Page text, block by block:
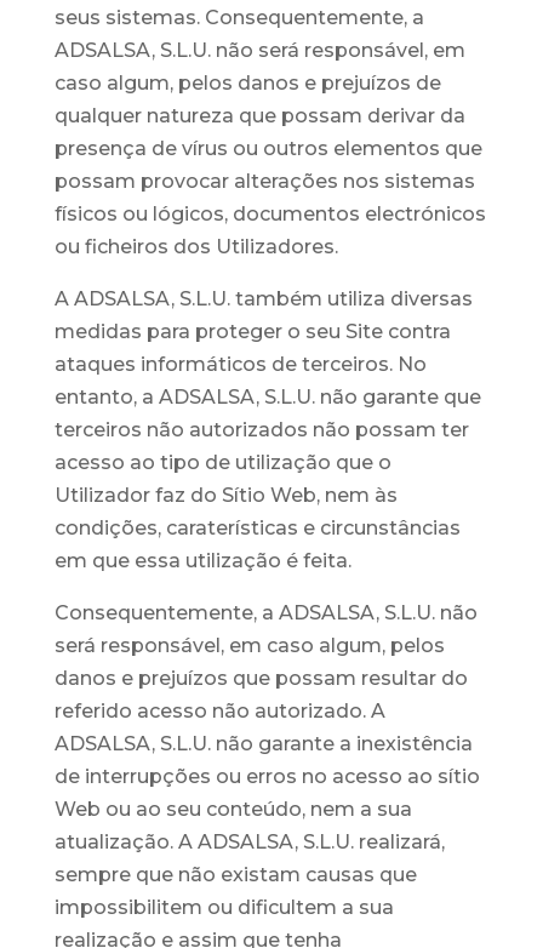
seus sistemas. Consequentemente, a
ADSALSA, S.L.U. não será responsável, em
caso algum, pelos danos e prejuízos de
qualquer natureza que possam derivar da
presença de vírus ou outros elementos que
possam provocar alterações nos sistemas
físicos ou lógicos, documentos electrónicos
ou ficheiros dos Utilizadores.
A ADSALSA, S.L.U. também utiliza diversas
medidas para proteger o seu Site contra
ataques informáticos de terceiros. No
entanto, a ADSALSA, S.L.U. não garante que
terceiros não autorizados não possam ter
acesso ao tipo de utilização que o
Utilizador faz do Sítio Web, nem às
condições, caraterísticas e circunstâncias
em que essa utilização é feita.
Consequentemente, a ADSALSA, S.L.U. não
será responsável, em caso algum, pelos
danos e prejuízos que possam resultar do
referido acesso não autorizado. A
ADSALSA, S.L.U. não garante a inexistência
de interrupções ou erros no acesso ao sítio
Web ou ao seu conteúdo, nem a sua
atualização. A ADSALSA, S.L.U. realizará,
sempre que não existam causas que
impossibilitem ou dificultem a sua
realização e assim que tenha